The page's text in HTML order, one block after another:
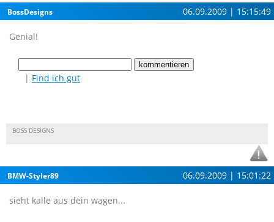
BossDesigns 06.09.2009 | 15:15:49
Genial!
| Find ich gut
BOSS DESIGNS
BMW-Styler89 06.09.2009 | 15:01:22
sieht kalle aus dein wagen...